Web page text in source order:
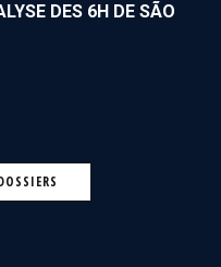
DES 6H DE SÃO